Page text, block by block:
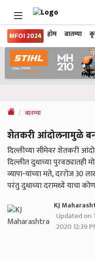
MFOI 2024 होम बातम्या
बातम्या
शेतकरी आंदोलनामुळे
दिल्लीच्या सीमेवर शेतकरी
दिल्लीत दुधाच्या
व्यापा-यांच्या मते, दररोज 30
परंतु दुधाच्या दरामध्ये याचा
KJ
Updated on
2020 12:39